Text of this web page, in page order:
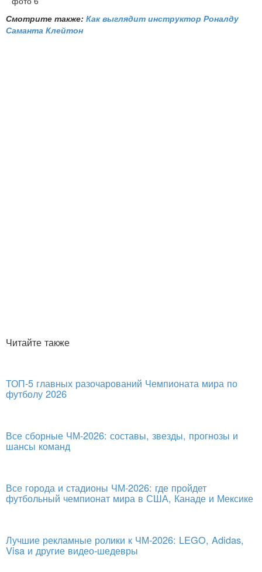
Смотрите также: Как выглядит инструктор Роналду
Саманта Клейтон
Читайте также
ТОП-5 главных разочарований Чемпионата мира по
футболу 2026
Все сборные ЧМ-2026: составы, звезды, прогнозы и
шансы команд
Все города и стадионы ЧМ-2026: где пройдет
футбольный чемпионат мира в США, Канаде и Мексике
Лучшие рекламные ролики к ЧМ-2026: LEGO, Adidas,
Visa и другие видео-шедевры